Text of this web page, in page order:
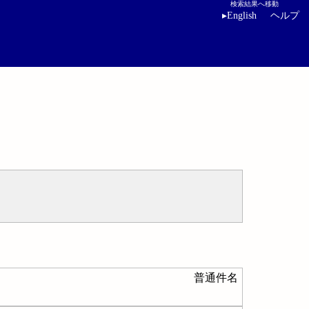
検索結果へ移動
▸English ヘルプ
普通件名